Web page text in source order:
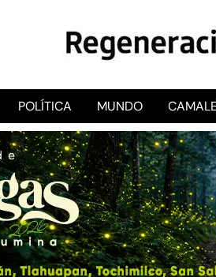
RegeneraciónMX
Sitio de noticias libre e
POLÍTICA MUNDO